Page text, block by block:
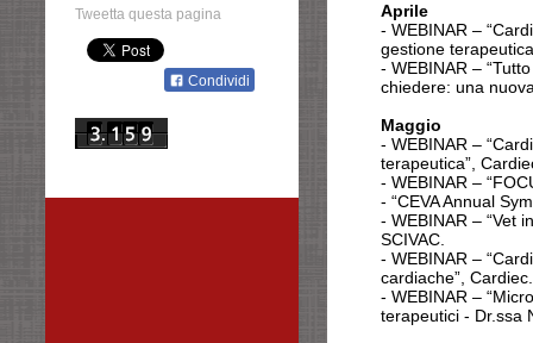
Aprile
- WEBINAR –
gestione
- WEBINAR –
chiedere: una
Maggio
- WEBINAR –
terapeutica”,
- WEBINAR –
- “CEVA Annual
- WEBINAR – “Vet
SCIVAC.
- WEBINAR –
cardiache”, Cardiec.
- WEBINAR –
terapeutici - Dr.ssa
Tweetta questa pagina
Condividi